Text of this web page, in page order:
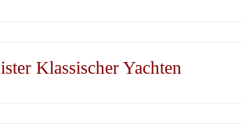
Klassischer Yachten